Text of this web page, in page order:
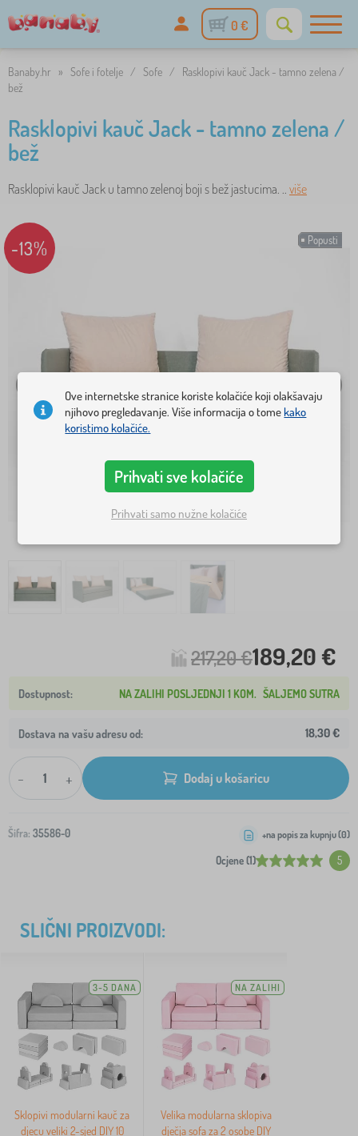
0 €
Banaby.hr » Sofe i fotelje / Sofe /
Rasklopivi kauč Jack - tamno zelena /
bež
Rasklopivi kauč Jack - tamno zelena /
bež
Rasklopivi kauč Jack u tamno zelenoj boji s bež jastucima. .. više
Popusti
-13%
217,20 €189,20 €
NA ZALIHI POSLJEDNJI 1 KOM. ŠALJEMO SUTRA
Dostava na vašu adresu od: 18,30 €
- + Dodaj u košaricu
Šifra: 35586-0
Ocjene (1) 5
+na popis za kupnju (0)
SLIČNI PROIZVODI:
3-5 DANA
Sklopivi modularni kauč za
djecu veliki 2-sjed DIY 10
NA ZALIHI
Velika modularna sklopiva
dječja sofa za 2 osobe DIY
Ove internetske stranice koriste kolačiće koji olakšavaju
njihovo pregledavanje. Više informacija o tomekako
koristimo kolačiće.
Prihvati sve kolačiće
Prihvati samo nužne kolačiće